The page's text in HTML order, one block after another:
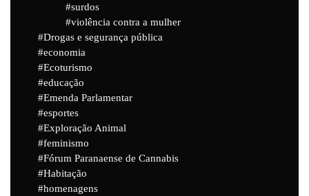
surdos
violência contra a mulher
Drogas e segurança pública
economia
Ecoturismo
educação
Emenda Parlamentar
esportes
Exploração Animal
feminismo
Fórum Paranaense de Cannabis
Habitação
homenagens